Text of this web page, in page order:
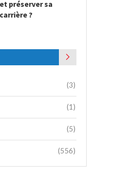
et préserver sa
carrière ?
(3)
(1)
(5)
(556)